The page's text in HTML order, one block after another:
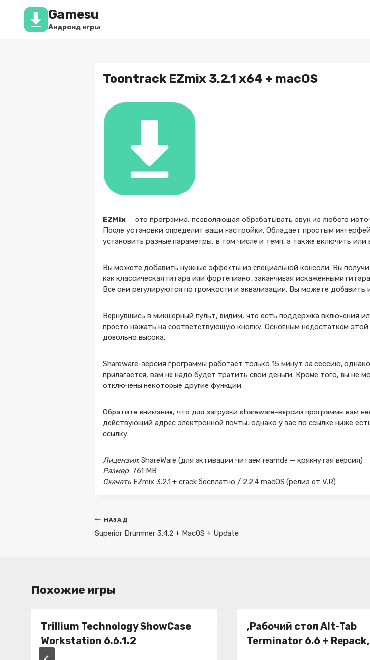
Перейти
содержимому
Gamesu
Андроид игры
Toontrack EZmix 3.2.1 x64 + macOS
EZMix — это программа, позволяющая обрабатывать звук из любого
После установки определит ваши настройки. Обладает простым
установить разные параметры, в том числе и темп, а также включить или
Вы можете добавить нужные эффекты из специальной консоли. Вы
как классическая гитара или фортепиано, заканчивая искаженными
Все они регулируются по громкости и эквализации. Вы можете добавить
Вернувшись в микшерный пульт, видим, что есть поддержка включения
просто нажать на соответствующую кнопку. Основным недостатком
довольно высока.
Shareware-версия программы работает только 15 минут за сессию,
прилагается, вам не надо будет тратить свои деньги. Кроме того, вы не
отключены некоторые другие функции.
Обратите внимание, что для загрузки shareware-версии программы вам
действующий адрес электронной почты, однако у вас по ссылке ниже
ссылку.
Лицензия: ShareWare (для активации читаем reamde — крякнутая версия)
Размер: 761 MB
Скачать EZmix 3.2.1 + crack бесплатно / 2.2.4 macOS (релиз от V.R)
Навигация
по
НАЗАД
Superior Drummer 3.4.2 + MacOS + Update
Похожие игры
Trillium Technology ShowCase
Workstation 6.6.1.2
,Рабочий стол Alt-Tab
Terminator 6.6 + Repack,